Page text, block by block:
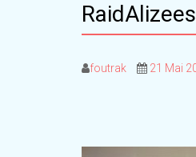
foutrak 21 Mai